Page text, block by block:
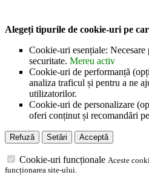
Alegeți tipurile de cookie-uri pe
Cookie-uri esențiale:
securitate. Mereu activ
Cookie-uri de performanță
analiza traficul și pentru a ne
utilizatorilor.
Cookie-uri de personalizare
oferi conținut și recomandări
Refuză Setări Acceptă
Cookie-uri funcționale Aceste
funcționarea site-ului.